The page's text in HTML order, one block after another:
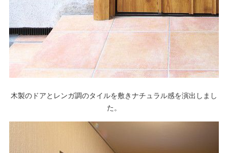
木製のドアとレンガ調のタイルを敷きナチュラル感を演出しまし
た。